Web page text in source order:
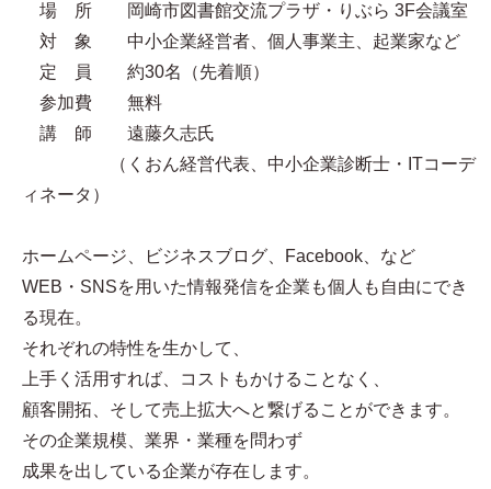
場 所 岡崎市図書館交流プラザ・りぶら 3F会議室
対 象 中小企業経営者、個人事業主、起業家など
定 員 約30名（先着順）
参加費 無料
講 師 遠藤久志氏
（くおん経営代表、中小企業診断士・ITコーデ
ィネータ）
ホームページ、ビジネスブログ、Facebook、など
WEB・SNSを用いた情報発信を企業も個人も自由にでき
る現在。
それぞれの特性を生かして、
上手く活用すれば、コストもかけることなく、
顧客開拓、そして売上拡大へと繋げることができます。
その企業規模、業界・業種を問わず
成果を出している企業が存在します。